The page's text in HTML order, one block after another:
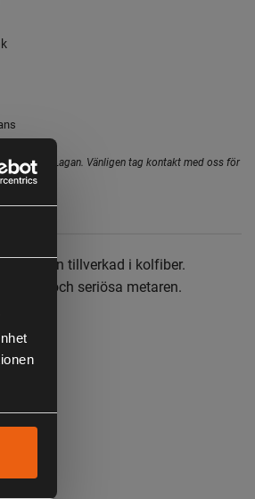
butiken i Lagan. Vänligen tag kontakt med oss för
tillverkad i kolfiber.
och seriösa metaren.